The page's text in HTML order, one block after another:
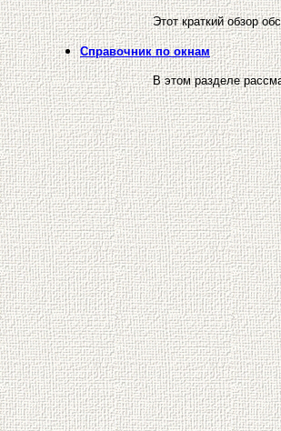
Этот краткий обзор
Справочник по окнам
В этом разделе